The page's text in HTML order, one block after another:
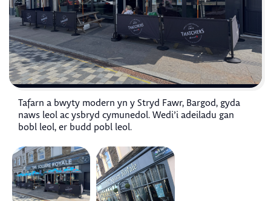
Tafarn a bwyty modern yn y Stryd Fawr, Bargod, gyda
naws leol ac ysbryd cymunedol. Wedi’i adeiladu gan
bobl leol, er budd pobl leol.